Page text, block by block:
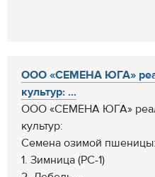
ООО «СЕМЕНА ЮГА»
культур: ...
ООО «СЕМЕНА ЮГА»
культур:
Семена озимой пшеницы:
1. Зимница (РС-1)